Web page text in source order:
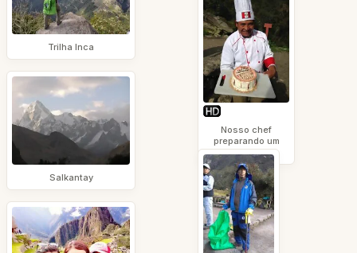
Trilha Inca
Salkantay
Nosso chef
preparando um
bolo